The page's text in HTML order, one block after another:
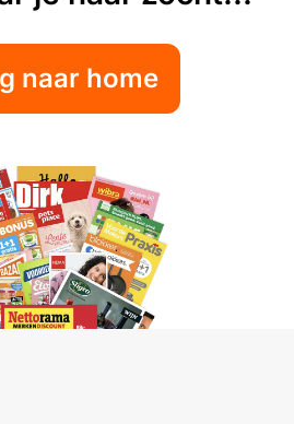
naar home